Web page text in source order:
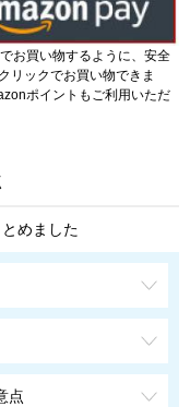
お買い物するように、安全
リックでお買い物できま
ポイントもご利用いただ
めました
点